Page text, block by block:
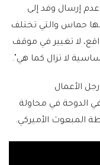
إرسال وفد إلى
حماس والتي تختلف
لا تغيير في موقف
لا تزال كما هي".
الأعمال
الدوحة في محاولة
المبعوث الأميركي.